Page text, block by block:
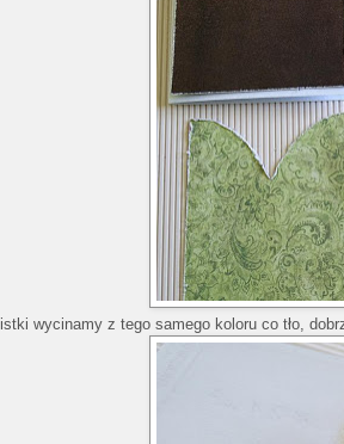
wycinamy z tego samego koloru co tło,